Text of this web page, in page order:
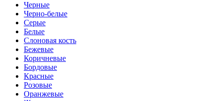
Черные
Черно-белые
Серые
Белые
Слоновая кость
Бежевые
Коричневые
Бордовые
Красные
Розовые
Оранжевые